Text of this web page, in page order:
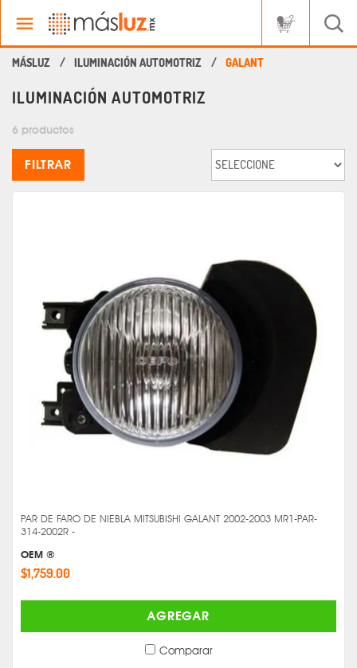
ILUMINACIÓN AUTOMOTRIZ GALANT
ILUMINACIÓN AUTOMOTRIZ
6 productos
FILTRAR
PAR DE FARO DE NIEBLA MITSUBISHI GALANT 2002-2003 MR1-PAR-
314-2002R -
OEM ®
$1,759.00
AGREGAR
Comparar